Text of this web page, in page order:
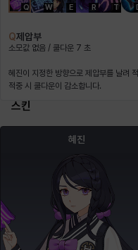
Q W E R T
Q제압부
소모값 없음 / 쿨다운 7 초
혜진이 지정한 방향으로 제압부를 날려
적중 시 쿨다운이 감소합니다.
스킨
혜진